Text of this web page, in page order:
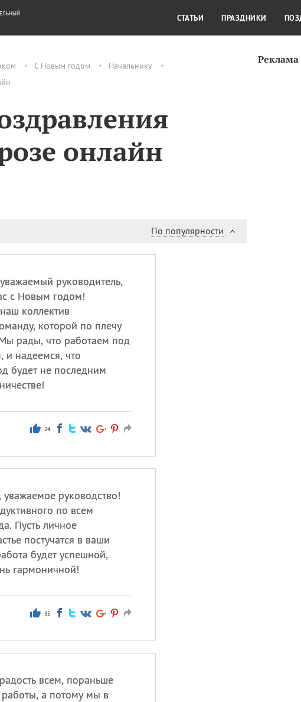
С Новым годом
Начальнику
онлайн
По популярности
руководитель,
с Новым годом!
коллектив
которой по плечу
рады, что работаем под
надеемся, что
будет не последним
24
руководство!
по всем
Пусть личное
постучатся в ваши
будет успешной,
гармоничной!
35
всем, пораньше
работы, а потому мы в
ДЕНЬГИ КУЛЬТУРА
СТАТЬИ ПРАЗДНИКИ